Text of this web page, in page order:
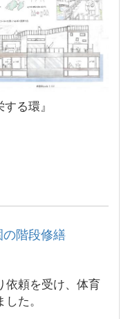
る環』
の階段修繕
依頼を受け、体育
た。